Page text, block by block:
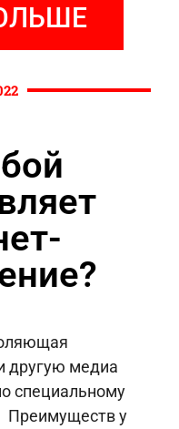
другую медиа
специальному
Преимуществ у